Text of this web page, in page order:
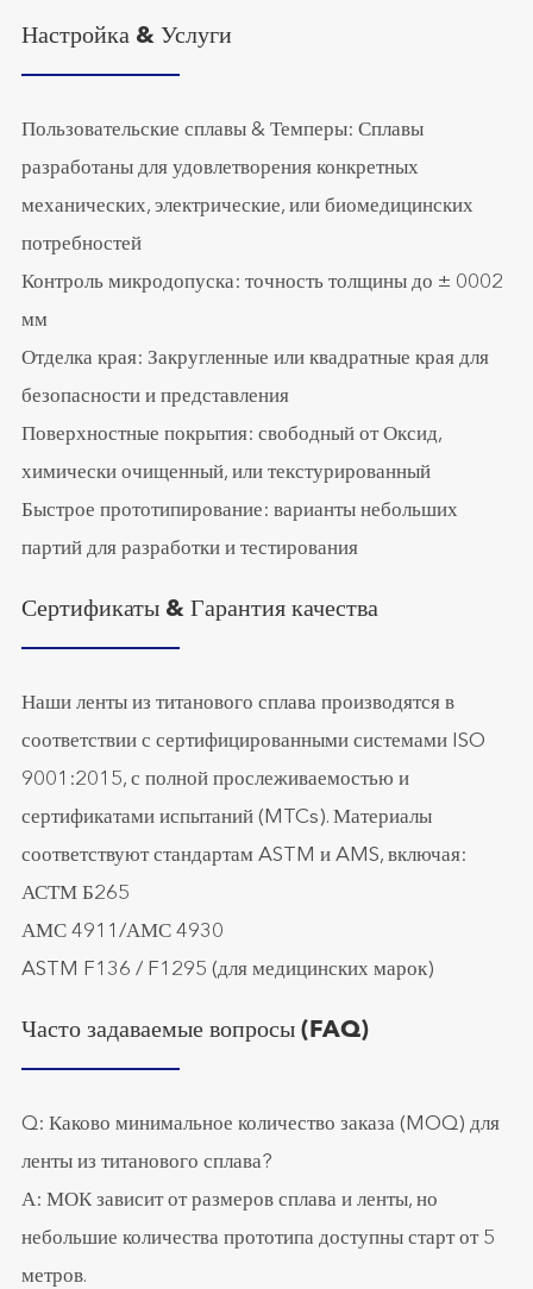
Настройка & Услуги
Пользовательские сплавы & Темперы: Сплавы
разработаны для удовлетворения конкретных
механических, электрические, или биомедицинских
потребностей
Контроль микродопуска: точность толщины до ± 0002
мм
Отделка края: Закругленные или квадратные края для
безопасности и представления
Поверхностные покрытия: свободный от Оксид,
химически очищенный, или текстурированный
Быстрое прототипирование: варианты небольших
партий для разработки и тестирования
Сертификаты & Гарантия качества
Наши ленты из титанового сплава производятся в
соответствии с сертифицированными системами ISO
9001:2015, с полной прослеживаемостью и
сертификатами испытаний (MTCs). Материалы
соответствуют стандартам ASTM и AMS, включая:
АСТМ Б265
АМС 4911/АМС 4930
ASTM F136 / F1295 (для медицинских марок)
Часто задаваемые вопросы (FAQ)
Q: Каково минимальное количество заказа (MOQ) для
ленты из титанового сплава?
А: МОК зависит от размеров сплава и ленты, но
небольшие количества прототипа доступны старт от 5
метров.